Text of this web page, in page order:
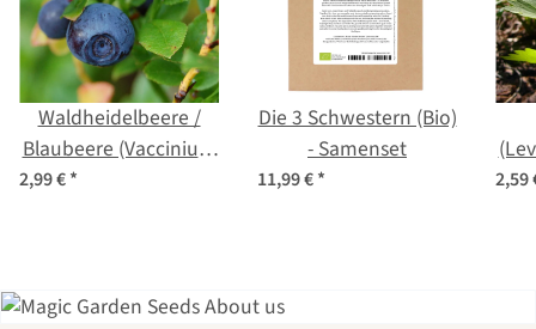
Waldheidelbeere /
Blaubeere (Vaccinium
myrtillus) Bio Saatgut
2,99 €*
Die 3 Schwestern (Bio)
- Samenset
11,99 €* 2,59